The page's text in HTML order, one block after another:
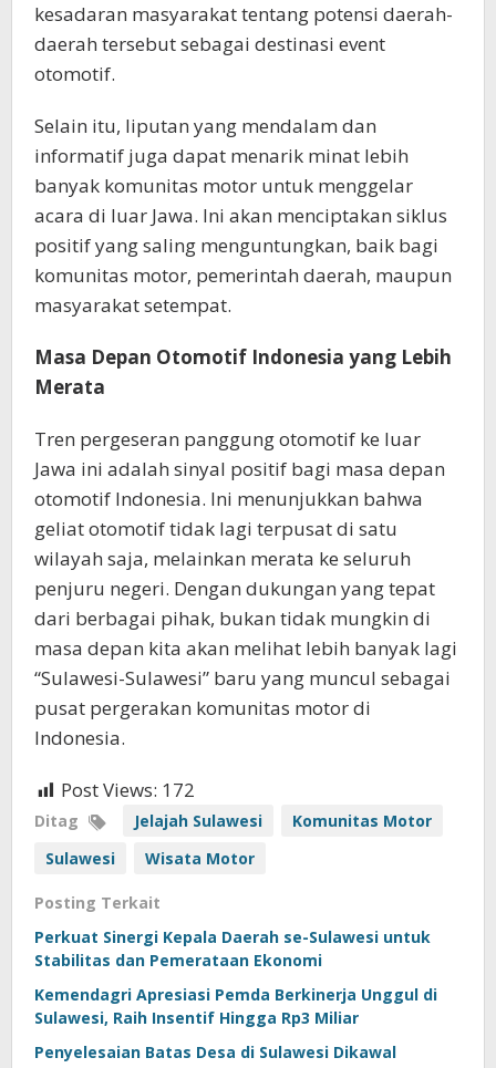
kesadaran masyarakat tentang potensi daerah-
daerah tersebut sebagai destinasi event
otomotif.
Selain itu, liputan yang mendalam dan
informatif juga dapat menarik minat lebih
banyak komunitas motor untuk menggelar
acara di luar Jawa. Ini akan menciptakan siklus
positif yang saling menguntungkan, baik bagi
komunitas motor, pemerintah daerah, maupun
masyarakat setempat.
Masa Depan Otomotif Indonesia yang Lebih
Merata
Tren pergeseran panggung otomotif ke luar
Jawa ini adalah sinyal positif bagi masa depan
otomotif Indonesia. Ini menunjukkan bahwa
geliat otomotif tidak lagi terpusat di satu
wilayah saja, melainkan merata ke seluruh
penjuru negeri. Dengan dukungan yang tepat
dari berbagai pihak, bukan tidak mungkin di
masa depan kita akan melihat lebih banyak lagi
“Sulawesi-Sulawesi” baru yang muncul sebagai
pusat pergerakan komunitas motor di
Indonesia.
Post Views: 172
Ditag Jelajah Sulawesi
Komunitas Motor
Sulawesi
Wisata Motor
Posting Terkait
Perkuat Sinergi Kepala Daerah se-Sulawesi untuk
Stabilitas dan Pemerataan Ekonomi
Kemendagri Apresiasi Pemda Berkinerja Unggul di
Sulawesi, Raih Insentif Hingga Rp3 Miliar
Penyelesaian Batas Desa di Sulawesi Dikawal